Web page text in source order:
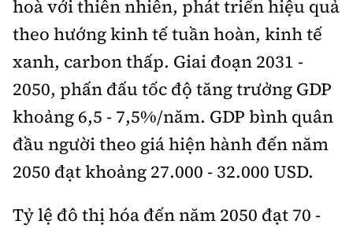
hoà với thiên nhiên, phát triển hiệu quả
theo hướng kinh tế tuần hoàn, kinh tế
xanh, carbon thấp. Giai đoạn 2031 -
2050, phấn đấu tốc độ tăng trưởng GDP
khoảng 6,5 - 7,5%/năm. GDP bình quân
đầu người theo giá hiện hành đến năm
2050 đạt khoảng 27.000 - 32.000 USD.
Tỷ lệ đô thị hóa đến năm 2050 đạt 70 -